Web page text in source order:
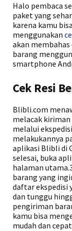
Halo pembaca
paket yang
karena kamu
menggunakan
akan
barang
smartphone
Cek Resi
Blibli.com
melacak
melalui
melakukannya
aplikasi Blibli di
selesai, buka
halaman
barang yang
daftar ekspedisi
dan tunggu
pengiriman
kamu bisa
mudah dan